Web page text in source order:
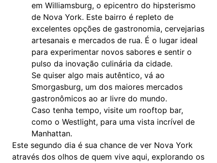
em Williamsburg, o epicentro do hipsterismo
de Nova York. Este bairro é repleto de
excelentes opções de gastronomia, cervejarias
artesanais e mercados de rua. É o lugar ideal
para experimentar novos sabores e sentir o
pulso da inovação culinária da cidade.
Se quiser algo mais autêntico, vá ao
Smorgasburg, um dos maiores mercados
gastronômicos ao ar livre do mundo.
Caso tenha tempo, visite um rooftop bar,
como o Westlight, para uma vista incrível de
Manhattan.
Este segundo dia é sua chance de ver Nova York
através dos olhos de quem vive aqui, explorando os